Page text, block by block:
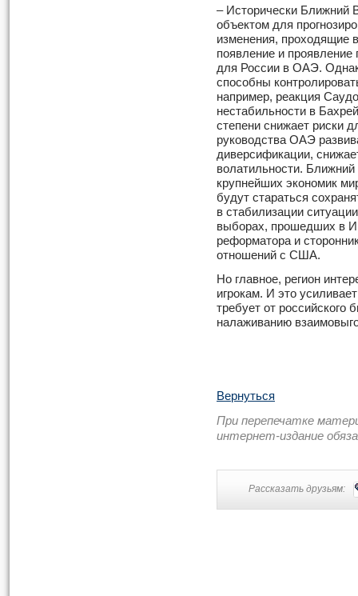
– Исторически Ближний
объектом для
изменения, проходящие
появление и проявление
для России в ОАЭ.
способны
например, реакция
нестабильности в
степени снижает риски
руководства ОАЭ
диверсификации,
волатильности. Ближний
крупнейших экономик
будут стараться
в стабилизации
выборах, прошедших в
реформатора и
отношений с США.
Но главное, регион
игрокам. И это
требует от российского
налаживанию
Вернуться
При перепечатке
интернет-издание
Рассказать друзьям: